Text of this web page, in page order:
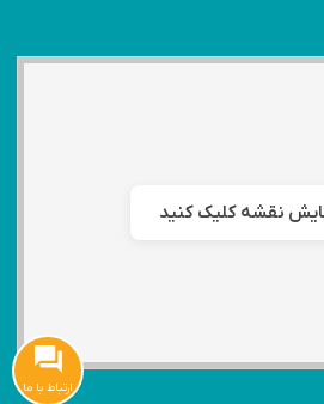
ارتباط با ما
نقشه کلیک کنید